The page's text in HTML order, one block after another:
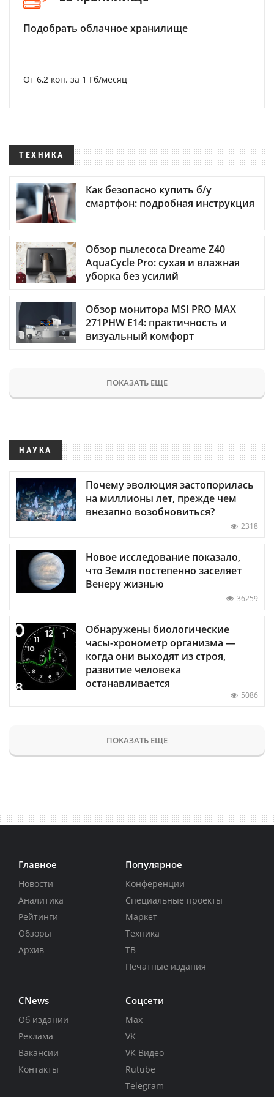
Подобрать облачное хранилище
От 6,2 коп. за 1 Гб/месяц
ТЕХНИКА
Как безопасно купить б/у
смартфон: подробная инструкция
Обзор пылесоса Dreame Z40
AquaCycle Pro: сухая и влажная
уборка без усилий
Обзор монитора MSI PRO MAX
271PHW E14: практичность и
визуальный комфорт
ПОКАЗАТЬ ЕЩЕ
НАУКА
Почему эволюция застопорилась
на миллионы лет, прежде чем
внезапно возобновиться?
2318
Новое исследование показало,
что Земля постепенно заселяет
Венеру жизнью
36259
Обнаружены биологические
часы-хронометр организма —
когда они выходят из строя,
развитие человека
останавливается
5086
ПОКАЗАТЬ ЕЩЕ
Главное
Новости
Аналитика
Рейтинги
Обзоры
Архив
Популярное
Конференции
Специальные проекты
Маркет
Техника
ТВ
Печатные издания
CNews
Об издании
Реклама
Вакансии
Контакты
Соцсети
Max
VK
VK Видео
Rutube
Telegram